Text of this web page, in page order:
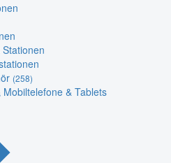
(258)
Mobiltelefone & Tablets